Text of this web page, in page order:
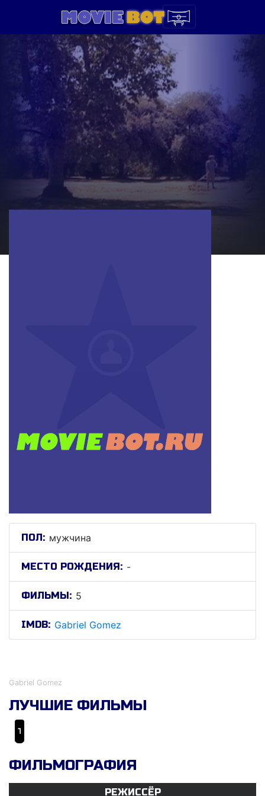
ПОЛ: мужчина
МЕСТО РОЖДЕНИЯ: -
ФИЛЬМЫ: 5
IMDB: Gabriel Gomez
Gabriel Gomez
ЛУЧШИЕ ФИЛЬМЫ
ФИЛЬМОГРАФИЯ
РЕЖИССЁР